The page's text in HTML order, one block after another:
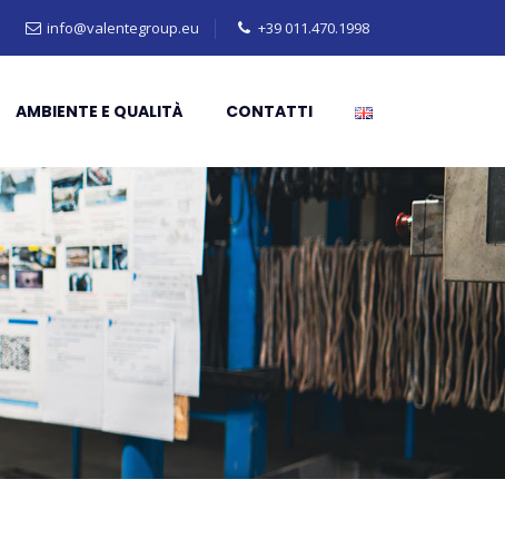
info@valentegroup.eu +39 011.470.1998
AMBIENTE E QUALITÀ CONTATTI